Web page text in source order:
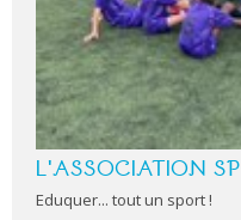
L'ASSOCIATION
Eduquer... tout un sport !